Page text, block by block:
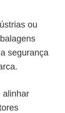
ou
segurança
alinhar